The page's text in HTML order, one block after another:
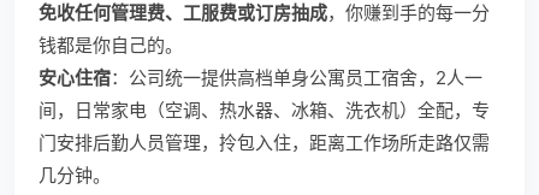
免收任何管理费、工服费或订房抽成，你赚到手的每一分
钱都是你自己的。
安心住宿：公司统一提供高档单身公寓员工宿舍，2人一
间，日常家电（空调、热水器、冰箱、洗衣机）全配，专
门安排后勤人员管理，拎包入住，距离工作场所走路仅需
几分钟。